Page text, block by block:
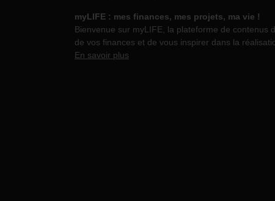
myLIFE : mes finances, mes projets, ma vie !
Bienvenue sur myLIFE, la plateforme de contenus
de vos finances et de vous inspirer dans la
En savoir plus